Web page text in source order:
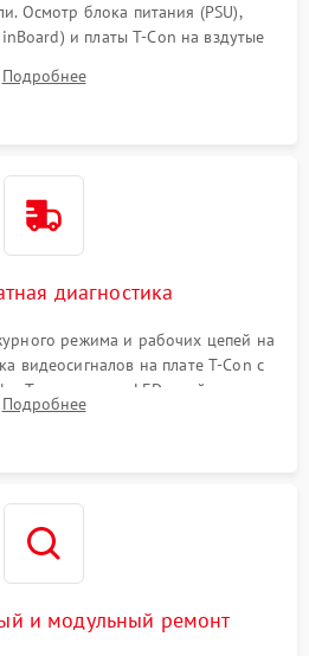
Осмотр блока питания (PSU),
и платы T-Con на вздутые
и целостности шлейфов.
Подробнее
диагностика
режима и рабочих цепей на
видеосигналов на плате T-Con с
Тестирование LED-драйвера и
подсветки мультиметром.
Подробнее
и модульный ремонт